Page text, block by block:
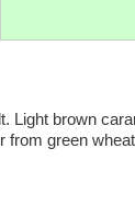
Light brown
from green